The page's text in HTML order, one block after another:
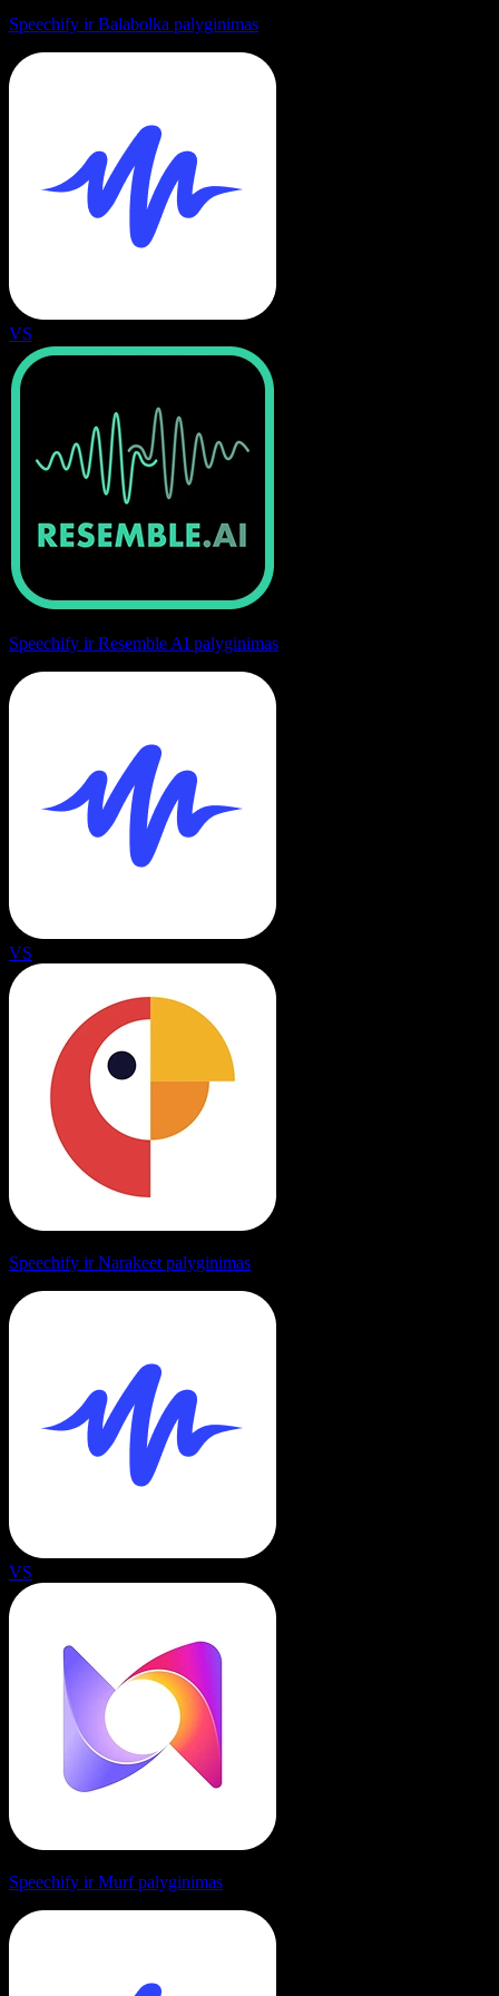
Speechify ir Balabolka palyginimas
VS
Speechify ir Resemble AI palyginimas
VS
Speechify ir Narakeet palyginimas
VS
Speechify ir Murf palyginimas